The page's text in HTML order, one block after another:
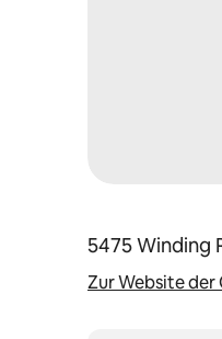
5475 Winding
Zur Website